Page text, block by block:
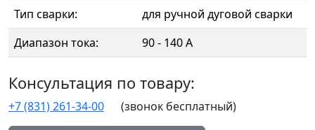
Тип сварки:
для ручной дуговой сварки
Диапазон тока:
90 - 140 А
Консультация по товару:
+7 (831) 261-34-00 (звонок бесплатный)